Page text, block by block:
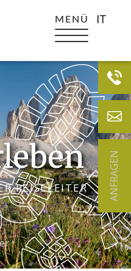
IT
MENÜ
ANFRAGEN
REISELEITER